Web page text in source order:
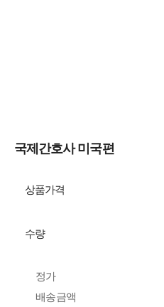
국제간호사 미국편
상품가격
수량
정가
배송금액